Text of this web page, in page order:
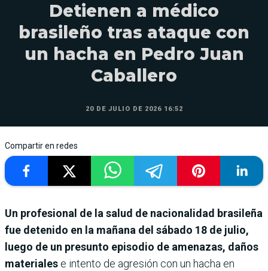
Detienen a médico
brasileño tras ataque con
un hacha en Pedro Juan
Caballero
20 DE JULIO DE 2026 16:52
Compartir en redes
Un profesional de la salud de nacionalidad brasileña
fue detenido en la mañana del sábado 18 de julio,
luego de un presunto episodio de amenazas, daños
materiales e intento de agresión con un hacha en